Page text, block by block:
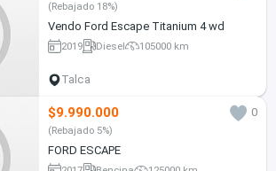
(Rebajado 18%)
Vendo Ford Escape Titanium 4 wd
2019 Diesel 105000 km
Talca
$9.990.000 0
(Rebajado 5%)
FORD ESCAPE